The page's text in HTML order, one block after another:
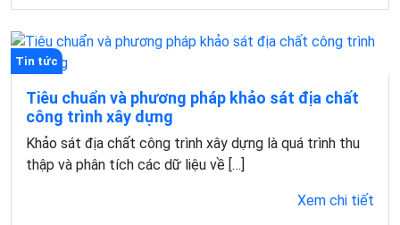
Tin tức
Tiêu chuẩn và phương pháp khảo sát địa chất
công trình xây dựng​
Khảo sát địa chất công trình xây dựng là quá trình thu
thập và phân tích các dữ liệu về […]
Xem chi tiết